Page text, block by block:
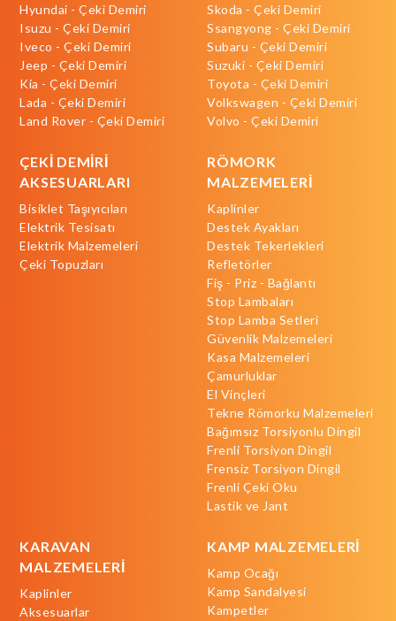
Hyundai - Çeki Demiri
Isuzu - Çeki Demiri
Iveco - Çeki Demiri
Jeep - Çeki Demiri
Kia - Çeki Demiri
Lada - Çeki Demiri
Land Rover - Çeki Demiri
Skoda - Çeki Demiri
Ssangyong - Çeki Demiri
Subaru - Çeki Demiri
Suzuki - Çeki Demiri
Toyota - Çeki Demiri
Volkswagen - Çeki Demiri
Volvo - Çeki Demiri
ÇEKİ DEMİRİ
AKSESUARLARI
Bisiklet Taşıyıcıları
Elektrik Tesisatı
Elektrik Malzemeleri
Çeki Topuzları
RÖMORK
MALZEMELERİ
Kaplinler
Destek Ayakları
Destek Tekerlekleri
Refletörler
Fiş - Priz - Bağlantı
Stop Lambaları
Stop Lamba Setleri
Güvenlik Malzemeleri
Kasa Malzemeleri
Çamurluklar
El Vinçleri
Tekne Römorku Malzemeleri
Bağımsız Torsiyonlu Dingil
Frenli Torsiyon Dingil
Frensiz Torsiyon Dingil
Frenli Çeki Oku
Lastik ve Jant
KARAVAN
MALZEMELERİ
Kaplinler
Aksesuarlar
KAMP MALZEMELERİ
Kamp Ocağı
Kamp Sandalyesi
Kampetler